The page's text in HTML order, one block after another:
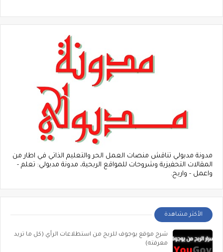
مدونة مدبولي تناقش منصات العمل الحر والتعليم الذاتي في اطار من
المقالات التحفيزية وشروحات للمواقع الربحية، مدونة مدبولي: تعلم -
واعمل - واربح.
الأكثر مشاهدة
شرح موقع يوجوف للربح من استطلاعات الرأي (كل ما تريد
معرفته)